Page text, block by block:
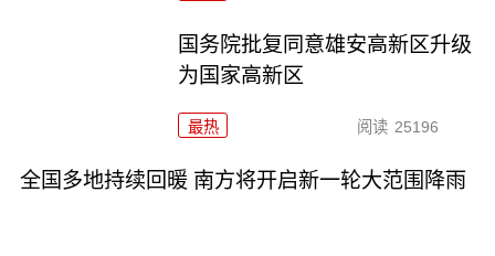
国务院批复同意雄安高新区升级
为国家高新区
最热 阅读 25196
全国多地持续回暖 南方将开启新一轮大范围降雨